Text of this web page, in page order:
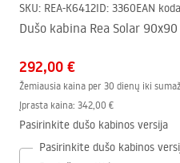
SKU: REA-K6412ID: 3360EAN
Dušo kabina Rea Solar
292,00 €
Žemiausia kaina per 30 dienų iki
Įprasta kaina: 342,00 €
Pasirinkite dušo kabinos versija
Pasirinkite dušo kabinos